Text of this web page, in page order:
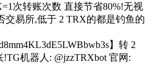
次转账次数 直接节省80%!无视
交易所,低于 2 TRX的都是钓鱼的
】转 2
机器人: @jzzTRXbot 官网: